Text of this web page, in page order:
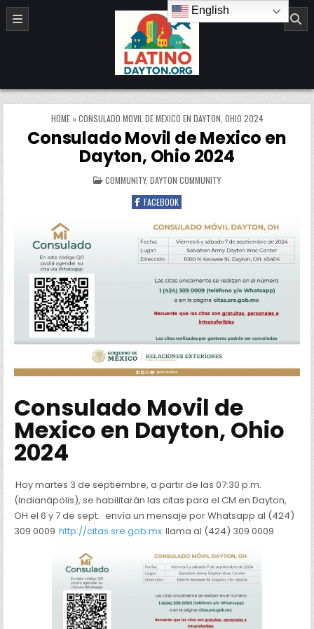
Skip to content
LatinoDayton.org
HOME»CONSULADO MOVIL DE MEXICO EN DAYTON, OHIO 2024
Consulado Movil de Mexico en
Dayton, Ohio 2024
POSTED IN
COMMUNITY, DAYTON COMMUNITY
FACEBOOK
Consulado Movil de
Mexico en Dayton, Ohio
2024
Hoy martes 3 de septiembre, a partir de las 07:30 p.m.
(Indianápolis), se habilitarán las citas para el CM en Dayton,
OH el 6 y 7 de sept. envía un mensaje por Whatsapp al (424)
309 0009 http://citas.sre.gob.mx llama al (424) 309 0009
English